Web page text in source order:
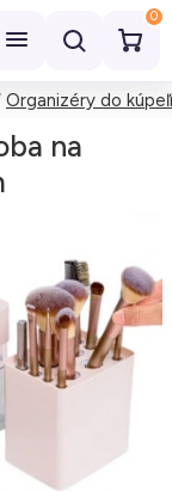
0
Organizéry do
na